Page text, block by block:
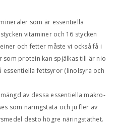
som är essentiella
vitaminer och 16 stycken
och fetter måste vi också få i
som protein kan spjälkas till är nio
essentiella fettsyror (linolsyra och
av dessa essentiella makro-
som näringstäta och ju fler av
desto högre näringstäthet.